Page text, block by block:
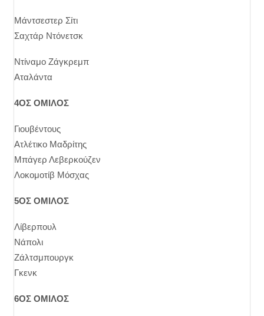
Μάντσεστερ Σίτι
Σαχτάρ Ντόνετσκ
Ντίναμο Ζάγκρεμπ
Αταλάντα
4ΟΣ ΟΜΙΛΟΣ
Γιουβέντους
Ατλέτικο Μαδρίτης
Μπάγερ Λεβερκούζεν
Λοκομοτίβ Μόσχας
5ΟΣ ΟΜΙΛΟΣ
Λίβερπουλ
Νάπολι
Ζάλτσμπουργκ
Γκενκ
6ΟΣ ΟΜΙΛΟΣ